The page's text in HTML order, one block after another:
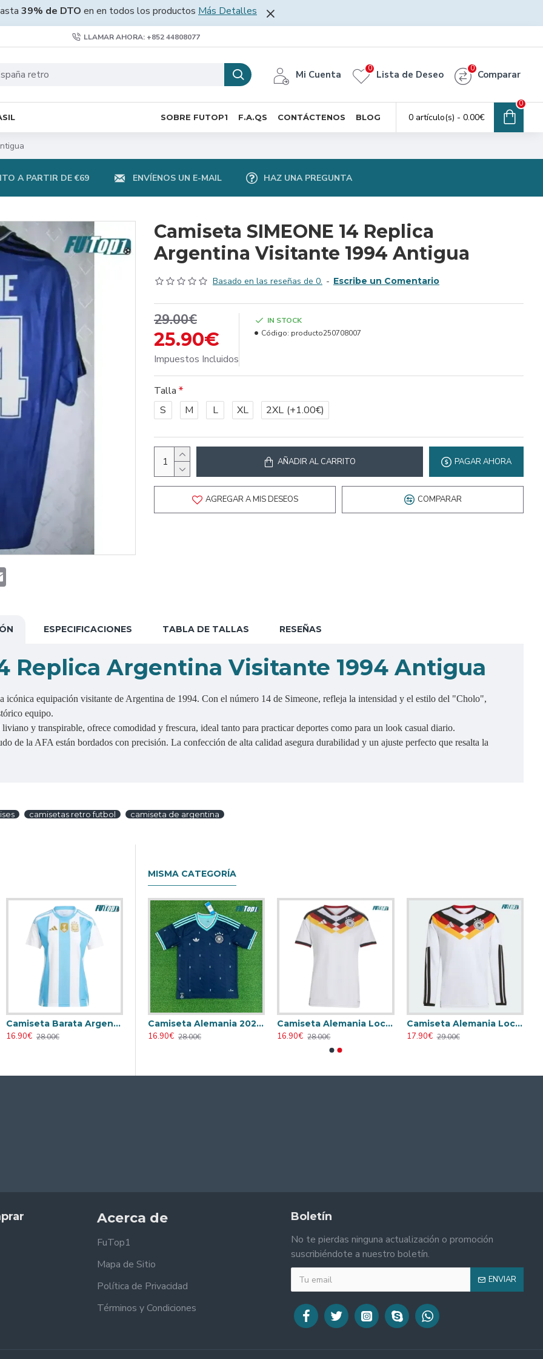
39% de DTO en en todos los productos Más Detalles
LLAMAR AHORA: +852 44808077
Mi Cuenta Lista de Deseo
0
Comparar
0
SOBRE FUTOP1 F.A.QS CONTÁCTENOS BLOG 0 artículo(s) - 0.00€
0
A PARTIR DE €69 ENVÍENOS UN E-MAIL HAZ UNA PREGUNTA
Email
Camiseta SIMEONE 14 Replica
Argentina Visitante 1994 Antigua
Basado en las reseñas de 0. - Escribe un Comentario
25.90€
29.00€
Impuestos Incluidos
IN STOCK
Código: producto250708007
Talla
S
M L XL 2XL (+1.00€)
AÑADIR AL CARRITO PAGAR AHORA
AGREGAR A MIS DESEOS COMPARAR
ESPECIFICACIONES TABLA DE TALLAS RESEÑAS
Replica Argentina Visitante 1994 Antigua
icónica equipación visitante de Argentina de 1994. Con el número 14 de Simeone, refleja la intensidad y el estilo del "Cholo",
equipo.
y transpirable, ofrece comodidad y frescura, ideal tanto para practicar deportes como para un look casual diario.
de la AFA están bordados con precisión. La confección de alta calidad asegura durabilidad y un ajuste perfecto que resalta la
camisetas retro futbol camiseta de argentina
Camiseta Barata Argentina Primera Equipación 2024 Mujer
16.90€ 28.00€
MISMA CATEGORÍA
23.90€ 31.00€
Camiseta Alemania 2026 Azul
16.90€ 28.00€
Camiseta Alemania Local Mundial 2026 Blanco Mujer
16.90€ 28.00€
Camiseta Alemania Local Mundial 2026 ML Blanco
17.90€ 29.00€
Acerca de
FuTop1
Mapa de Sitio
Política de Privacidad
Términos y Condiciones
Boletín
No te pierdas ninguna actualización o promoción
suscribiéndote a nuestro boletín.
ENVIAR